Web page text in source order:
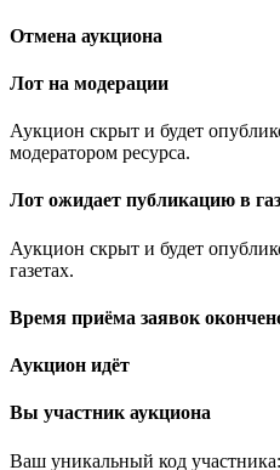
Отмена аукциона
Лот на модерации
Аукцион скрыт и будет
модератором ресурса.
Лот ожидает публикацию в
Аукцион скрыт и будет
газетах.
Время приёма заявок
Аукцион идёт
Вы участник аукциона
Ваш уникальный код участника: